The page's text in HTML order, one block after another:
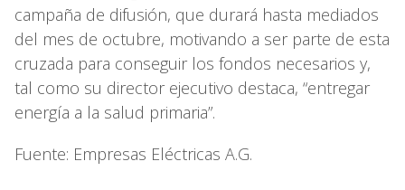
campaña de difusión, que durará hasta mediados
del mes de octubre, motivando a ser parte de esta
cruzada para conseguir los fondos necesarios y,
tal como su director ejecutivo destaca, “entregar
energía a la salud primaria”.
Fuente: Empresas Eléctricas A.G.